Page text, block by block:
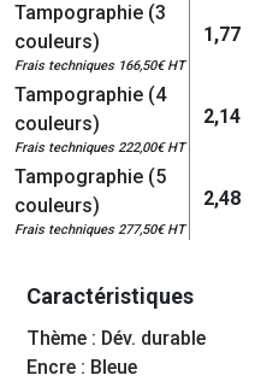
Tampographie (3
couleurs)
Frais techniques 166,50€ HT
1,77
Tampographie (4
couleurs)
Frais techniques 222,00€ HT
2,14
Tampographie (5
couleurs)
Frais techniques 277,50€ HT
2,48
Caractéristiques
Thème : Dév. durable
Encre : Bleue